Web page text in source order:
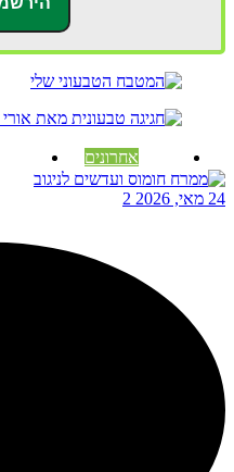
אחרונים
24 מאי, 2026 2